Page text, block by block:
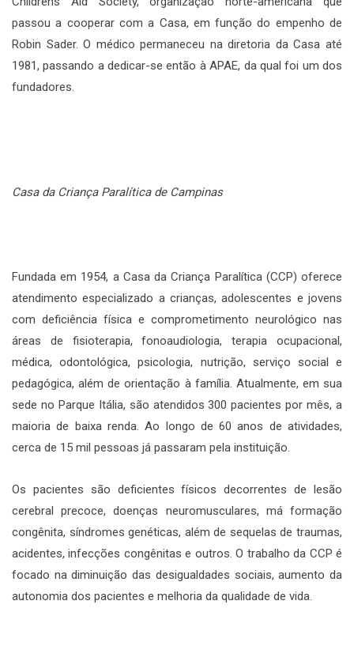
passou a cooperar com a Casa, em função do empenho de
Robin Sader. O médico permaneceu na diretoria da Casa até
1981, passando a dedicar-se então à APAE, da qual foi um dos
fundadores.
Casa da Criança Paralítica de Campinas
Fundada em 1954, a Casa da Criança Paralítica (CCP) oferece
atendimento especializado a crianças, adolescentes e jovens
com deficiência física e comprometimento neurológico nas
áreas de fisioterapia, fonoaudiologia, terapia ocupacional,
médica, odontológica, psicologia, nutrição, serviço social e
pedagógica, além de orientação à família. Atualmente, em sua
sede no Parque Itália, são atendidos 300 pacientes por mês, a
maioria de baixa renda. Ao longo de 60 anos de atividades,
cerca de 15 mil pessoas já passaram pela instituição.
Os pacientes são deficientes físicos decorrentes de lesão
cerebral precoce, doenças neuromusculares, má formação
congênita, síndromes genéticas, além de sequelas de traumas,
acidentes, infecções congênitas e outros. O trabalho da CCP é
focado na diminuição das desigualdades sociais, aumento da
autonomia dos pacientes e melhoria da qualidade de vida.